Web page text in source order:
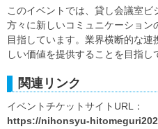
このイベントでは、貸し会議室
方々に新しいコミュニケーション
目指しています。業界横断的な
しい価値を提供することを目指し
関連リンク
イベントチケットサイトURL：
https://nihonsyu-